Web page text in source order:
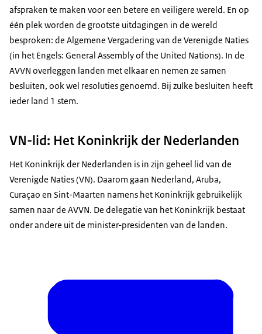
afspraken te maken voor een betere en veiligere wereld. En op
één plek worden de grootste uitdagingen in de wereld
besproken: de Algemene Vergadering van de Verenigde Naties
(in het Engels: General Assembly of the United Nations). In de
AVVN overleggen landen met elkaar en nemen ze samen
besluiten, ook wel resoluties genoemd. Bij zulke besluiten heeft
ieder land 1 stem.
VN-lid: Het Koninkrijk der Nederlanden
Het Koninkrijk der Nederlanden is in zijn geheel lid van de
Verenigde Naties (VN). Daarom gaan Nederland, Aruba,
Curaçao en Sint-Maarten namens het Koninkrijk gebruikelijk
samen naar de AVVN. De delegatie van het Koninkrijk bestaat
onder andere uit de minister-presidenten van de landen.